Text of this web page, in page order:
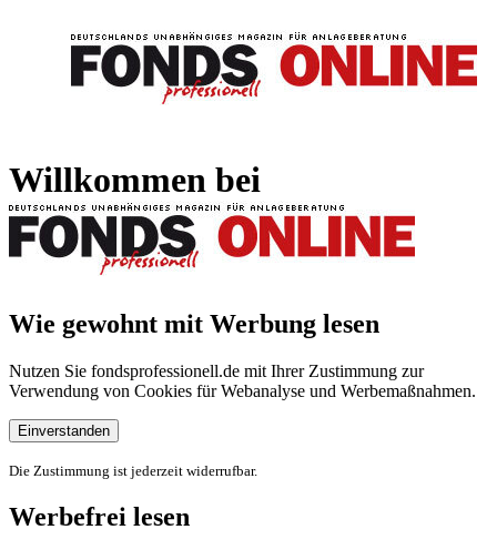
Willkommen bei
Wie gewohnt mit Werbung lesen
Nutzen Sie fondsprofessionell.de mit Ihrer Zustimmung zur
Verwendung von Cookies für Webanalyse und Werbemaßnahmen.
Einverstanden
Die Zustimmung ist jederzeit widerrufbar.
Werbefrei lesen